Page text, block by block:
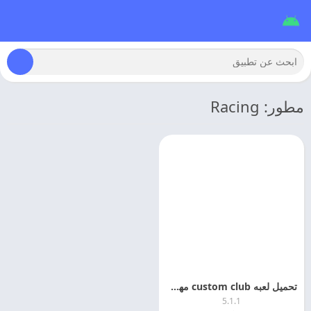
مطور: Racing
تحميل لعبه custom club مهكره اخر اصدار للاندرويد
5.1.1